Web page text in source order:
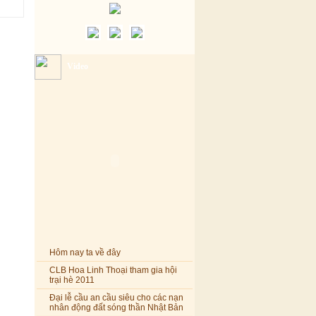
Video
Hôm nay ta về đây
CLB Hoa Linh Thoại tham gia hội
trại hè 2011
Đại lễ cầu an cầu siêu cho các nạn
nhân động đất sóng thần Nhật Bản